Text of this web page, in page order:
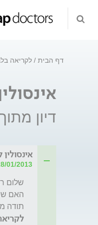
דף הבית לקריאה
דיון
אינסולין
28/01/2013 | 12:09 | מאת:
תודה